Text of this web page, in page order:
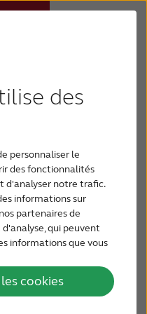
des
personnaliser le
des fonctionnalités
d'analyser notre trafic.
informations sur
partenaires de
qui peuvent
informations que vous
cookies
à la perte
du monde qui nous
de la musique
explosions ou des
peuvent venir de chez
de l'oreille.
Mais les
la perte d'audition